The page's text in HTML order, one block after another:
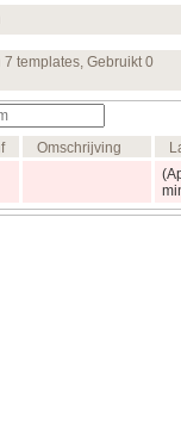
templates, Gebruikt 0
Omschrijving